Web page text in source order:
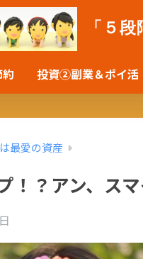
「５
投資②副業＆ポイ活
は最愛の資産
！？アン、ス